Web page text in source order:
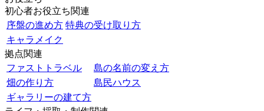
初心者お役立ち関連
序盤の進め方 特典の受け取り方
キャラメイク
拠点関連
ファストトラベル
島の名前の変え方
畑の作り方
島民ハウス
ギャラリーの建て方